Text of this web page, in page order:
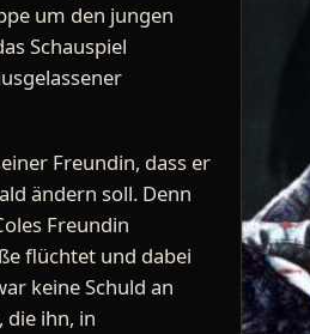
um den jungen
Schauspiel
Freundin, dass er
ändern soll. Denn
Freundin
flüchtet und dabei
keine Schuld an
die ihn, in